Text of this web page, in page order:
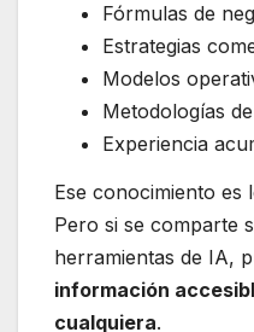
Fórmulas de
Estrategias
Modelos
Metodologías
Experiencia
Ese conocimiento es
Pero si se comparte
herramientas de IA,
información
cualquiera.